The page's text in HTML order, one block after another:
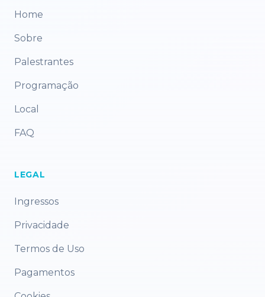
Home
Sobre
Palestrantes
Programação
Local
FAQ
LEGAL
Ingressos
Privacidade
Termos de Uso
Pagamentos